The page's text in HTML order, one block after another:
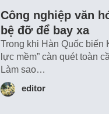
Công nghiệp văn
bệ đỡ để bay xa
Trong khi Hàn Quốc biến
lực mềm” càn quét toàn
Làm sao…
editor